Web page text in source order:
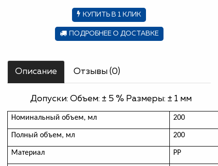
КУПИТЬ В 1 КЛИК
ПОДРОБНЕЕ О ДОСТАВКЕ
Описание Отзывы (0)
Допуски: Объем: ± 5 % Размеры: ± 1 мм
Номинальный объем, мл 200
Полный объем, мл 200
Материал РР